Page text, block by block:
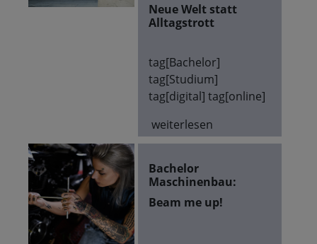
Neue Welt statt
Alltagstrott
tag[Bachelor]
tag[Studium]
tag[digital] tag[online]
weiterlesen
Bachelor
Maschinenbau:
Beam me up!